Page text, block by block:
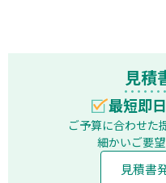
見積
最短即
ご予算に合わせた
細かいご要望
見積書